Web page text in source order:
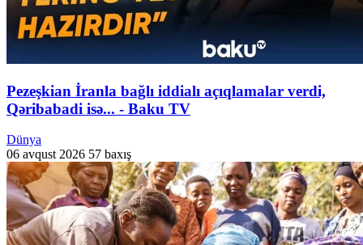
Pezeşkian İranla bağlı iddialı açıqlamalar verdi,
Qəribabadi isə... - Baku TV
Dünya
06 avqust 2026 57 baxış